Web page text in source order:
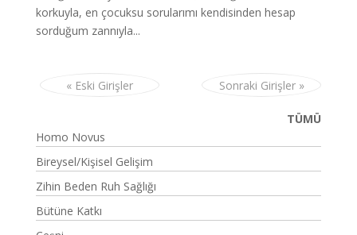
korkuyla, en çocuksu sorularımı kendisinden hesap
sorduğum zannıyla...
« Eski Girişler Sonraki Girişler »
TÜMÜ
Homo Novus
Bireysel/Kişisel Gelişim
Zihin Beden Ruh Sağlığı
Bütüne Katkı